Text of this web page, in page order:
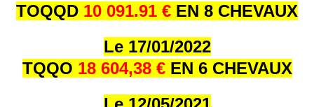
TOQQD 10 091.91 € EN 8 CHEVAUX
Le 17/01/2022
TQQO 18 604,38 € EN 6 CHEVAUX